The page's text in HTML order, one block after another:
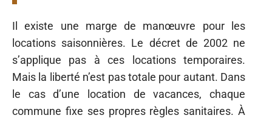
Il existe une marge de manœuvre pour les
locations saisonnières. Le décret de 2002 ne
s’applique pas à ces locations temporaires.
Mais la liberté n’est pas totale pour autant. Dans
le cas d’une location de vacances, chaque
commune fixe ses propres règles sanitaires. À